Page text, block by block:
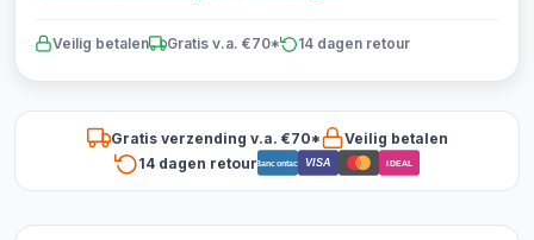
Veilig betalen Gratis v.a. €70* 14 dagen retour
Gratis verzending v.a. €70*
Veilig betalen
14 dagen retourBancontact VISA iDEAL